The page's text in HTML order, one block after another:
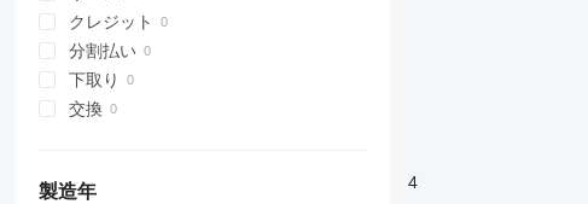
323
324
325
326
329
336
CT
JS
JZ
NXT
S-Series
VMT
クレジット
分割払い
下取り
交換
製造年
4